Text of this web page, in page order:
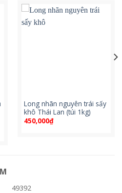
Long nhãn nguyên trái sấy
khô Thái Lan (túi 1kg)
450,000₫
49392